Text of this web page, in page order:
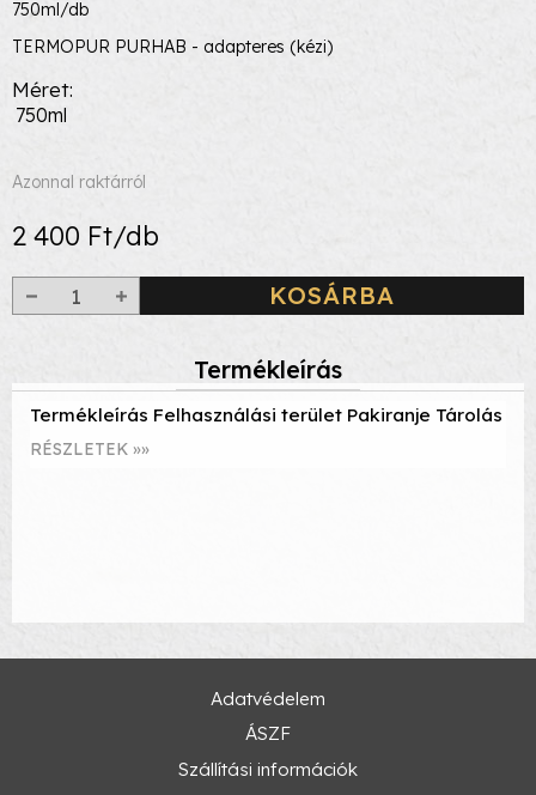
750ml/db
TERMOPUR PURHAB - adapteres (kézi)
Méret
750ml
Azonnal raktárról
2 400 Ft/db
KOSÁRBA
Termékleírás
Termékleírás Felhasználási terület Pakiranje Tárolás
RÉSZLETEK »»
Adatvédelem
ÁSZF
Szállítási információk